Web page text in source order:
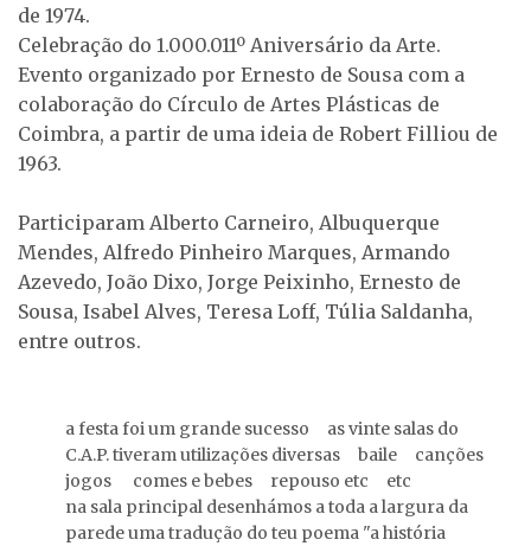
Durante a Festa.
Durante a Festa.
Discussão sobre o
sentido da Festa (de
frente …
de 1974.
Celebração do 1.000.011º Aniversário da Arte.
Evento organizado por Ernesto de Sousa com a
colaboração do Círculo de Artes Plásticas de
Coimbra, a partir de uma ideia de Robert Filliou de
1963.
Participaram Alberto Carneiro, Albuquerque
Mendes, Alfredo Pinheiro Marques, Armando
Azevedo, João Dixo, Jorge Peixinho, Ernesto de
Sousa, Isabel Alves, Teresa Loff, Túlia Saldanha,
entre outros.
a festa foi um grande sucesso as vinte salas do
C.A.P. tiveram utilizações diversas baile canções
jogos comes e bebes repouso etc etc
na sala principal desenhámos a toda a largura da
parede uma tradução do teu poema "a história